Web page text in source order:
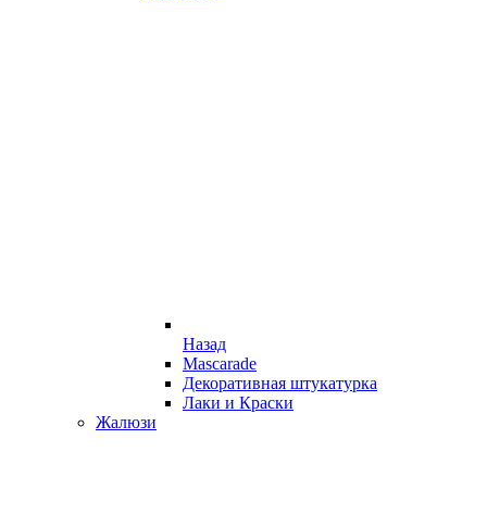
Назад
Mascarade
Декоративная штукатурка
Лаки и Краски
Жалюзи